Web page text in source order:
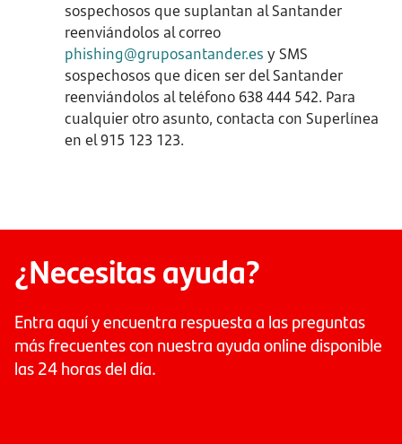
sospechosos que suplantan al Santander
reenviándolos al correo
phishing@gruposantander.es y SMS
sospechosos que dicen ser del Santander
reenviándolos al teléfono 638 444 542. Para
cualquier otro asunto, contacta con Superlínea
en el 915 123 123.
¿Necesitas ayuda?
Entra aquí y encuentra respuesta a las preguntas
más frecuentes con nuestra ayuda online disponible
las 24 horas del día.